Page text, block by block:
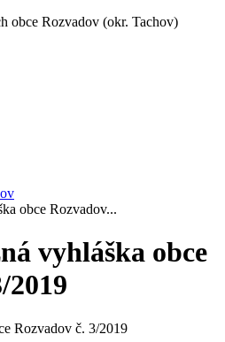
obce Rozvadov (okr. Tachov)
obce Rozvadov...
vyhláška obce
2019
Rozvadov č. 3/2019